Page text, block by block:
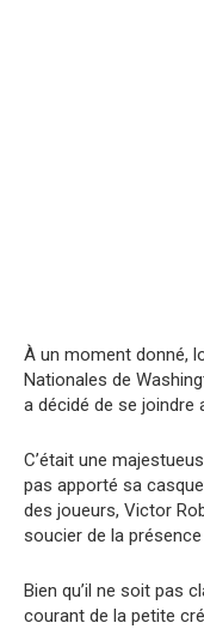
À un moment donné,
Nationales de
a décidé de se joindre
C’était une
pas apporté sa
des joueurs, Victor
soucier de la
Bien qu’il ne soit pas
courant de la petite